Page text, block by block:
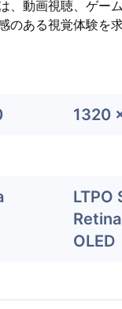
、動画視聴、ゲー
のある視覚体験を
1320
LTPO
OLED